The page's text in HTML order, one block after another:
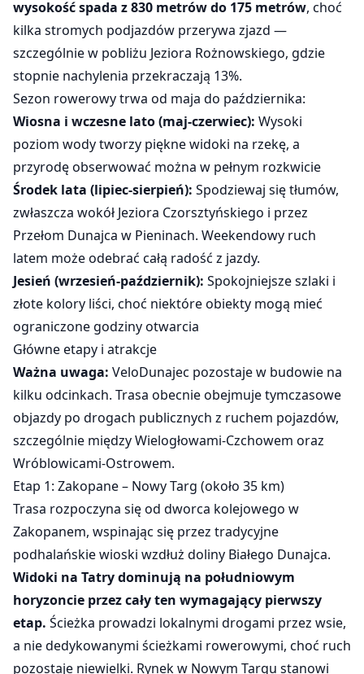
wysokość spada z 830 metrów do 175 metrów, choć
kilka stromych podjazdów przerywa zjazd —
szczególnie w pobliżu Jeziora Rożnowskiego, gdzie
stopnie nachylenia przekraczają 13%.
Sezon rowerowy trwa od maja do października:
Wiosna i wczesne lato (maj-czerwiec): Wysoki
poziom wody tworzy piękne widoki na rzekę, a
przyrodę obserwować można w pełnym rozkwicie
Środek lata (lipiec-sierpień): Spodziewaj się tłumów,
zwłaszcza wokół Jeziora Czorsztyńskiego i przez
Przełom Dunajca w Pieninach. Weekendowy ruch
latem może odebrać całą radość z jazdy.
Jesień (wrzesień-październik): Spokojniejsze szlaki i
złote kolory liści, choć niektóre obiekty mogą mieć
ograniczone godziny otwarcia
Główne etapy i atrakcje
Ważna uwaga: VeloDunajec pozostaje w budowie na
kilku odcinkach. Trasa obecnie obejmuje tymczasowe
objazdy po drogach publicznych z ruchem pojazdów,
szczególnie między Wielogłowami-Czchowem oraz
Wróblowicami-Ostrowem.
Etap 1: Zakopane – Nowy Targ (około 35 km)
Trasa rozpoczyna się od dworca kolejowego w
Zakopanem, wspinając się przez tradycyjne
podhalańskie wioski wzdłuż doliny Białego Dunajca.
Widoki na Tatry dominują na południowym
horyzoncie przez cały ten wymagający pierwszy
etap. Ścieżka prowadzi lokalnymi drogami przez wsie,
a nie dedykowanymi ścieżkami rowerowymi, choć ruch
pozostaje niewielki. Rynek w Nowym Targu stanowi